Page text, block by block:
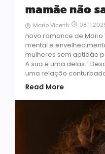
mamãe não
Mario Vicenti
novo romance de
mental e
mulheres sem aptidão
A sua é uma delas.”
uma relação
Read More